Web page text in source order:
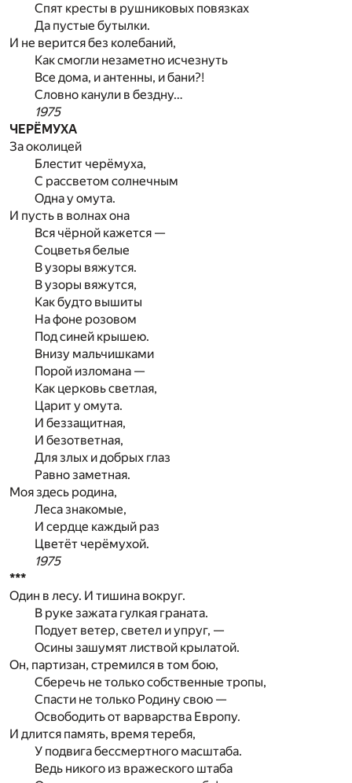
Спят кресты в рушниковых повязках
Да пустые бутылки.
И не верится без колебаний,
Как смогли незаметно исчезнуть
Все дома, и антенны, и бани?!
Словно канули в бездну…
1975
ЧЕРЁМУХА
За околицей
Блестит черёмуха,
С рассветом солнечным
Одна у омута.
И пусть в волнах она
Вся чёрной кажется —
Соцветья белые
В узоры вяжутся.
В узоры вяжутся,
Как будто вышиты
На фоне розовом
Под синей крышею.
Внизу мальчишками
Порой изломана —
Как церковь светлая,
Царит у омута.
И беззащитная,
И безответная,
Для злых и добрых глаз
Равно заметная.
Моя здесь родина,
Леса знакомые,
И сердце каждый раз
Цветёт черёмухой.
1975
***
Один в лесу. И тишина вокруг.
В руке зажата гулкая граната.
Подует ветер, светел и упруг, —
Осины зашумят листвой крылатой.
Он, партизан, стремился в том бою,
Сберечь не только собственные тропы,
Спасти не только Родину свою —
Освободить от варварства Европу.
И длится память, время теребя,
У подвига бессмертного масштаба.
Ведь никого из вражеского штаба